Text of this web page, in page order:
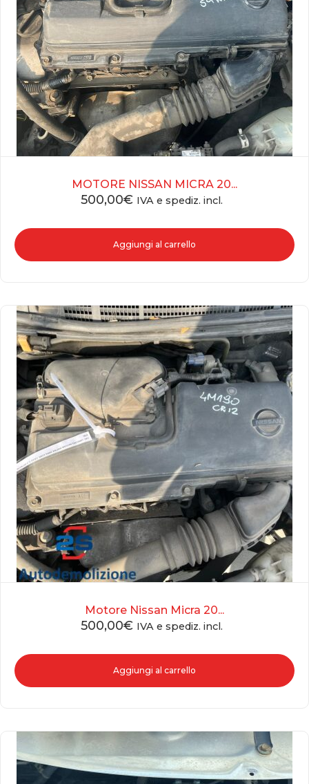
MOTORE NISSAN MICRA 20...
500,00€ IVA e spediz. incl.
Aggiungi al carrello
Motore Nissan Micra 20...
500,00€ IVA e spediz. incl.
Aggiungi al carrello